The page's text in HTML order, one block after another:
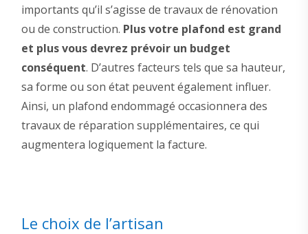
importants qu’il s’agisse de travaux de rénovation
ou de construction. Plus votre plafond est grand
et plus vous devrez prévoir un budget
conséquent. D’autres facteurs tels que sa hauteur,
sa forme ou son état peuvent également influer.
Ainsi, un plafond endommagé occasionnera des
travaux de réparation supplémentaires, ce qui
augmentera logiquement la facture.
Le choix de l’artisan